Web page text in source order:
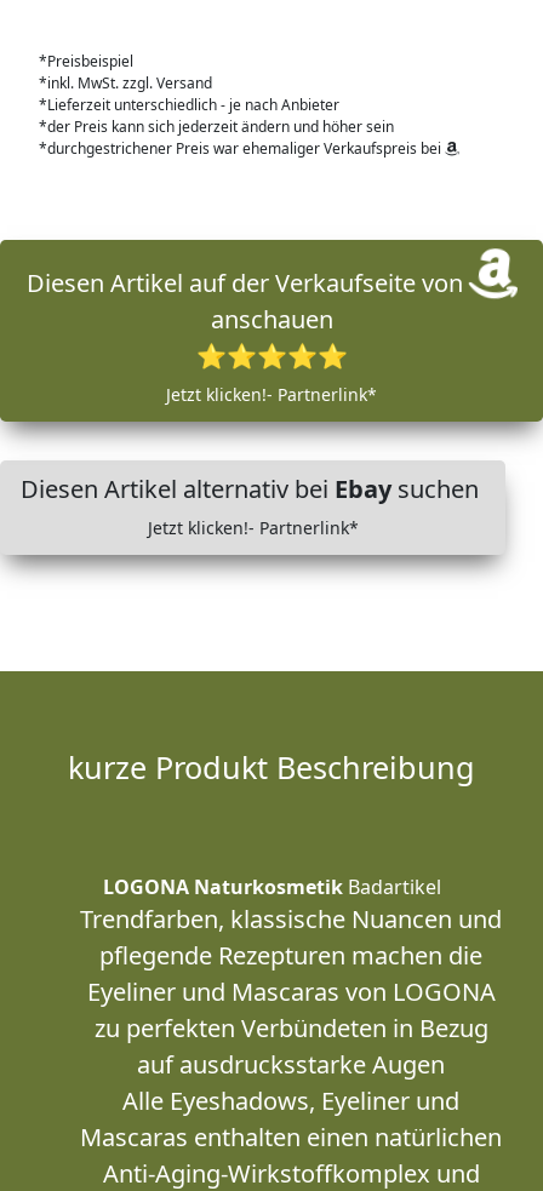
*Preisbeispiel
*inkl. MwSt. zzgl. Versand
*Lieferzeit unterschiedlich - je nach Anbieter
*der Preis kann sich jederzeit ändern und höher sein
*durchgestrichener Preis war ehemaliger Verkaufspreis bei
Diesen Artikel auf der Verkaufseite von
anschauen
⭐⭐⭐⭐⭐
Jetzt klicken!- Partnerlink*
Diesen Artikel alternativ bei Ebaysuchen
Jetzt klicken!- Partnerlink*
kurze Produkt Beschreibung
LOGONA NaturkosmetikBadartikel
Trendfarben, klassische Nuancen und
pflegende Rezepturen machen die
Eyeliner und Mascaras von LOGONA
zu perfekten Verbündeten in Bezug
auf ausdrucksstarke Augen
Alle Eyeshadows, Eyeliner und
Mascaras enthalten einen natürlichen
Anti-Aging-Wirkstoffkomplex und